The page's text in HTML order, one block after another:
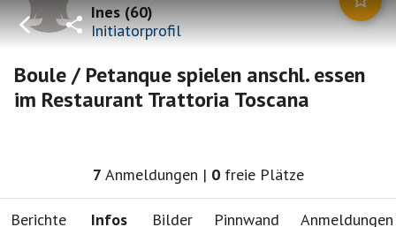
Ines(60)
Initiatorprofil
Boule / Petanque spielen anschl. essen
im Restaurant Trattoria Toscana
7 Anmeldungen | 0 freie Plätze
Berichte Infos Bilder Pinnwand Anmeldungen